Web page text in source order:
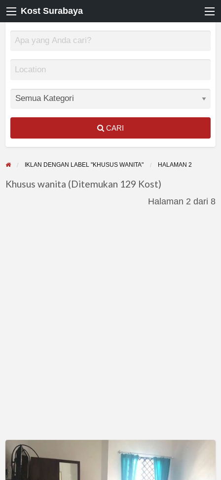
Kost Surabaya
CARI
IKLAN DENGAN LABEL "KHUSUS WANITA" HALAMAN 2
Khusus wanita (Ditemukan 129 Kost)
Halaman 2 dari 8
Kos
Kost
Eksklusif